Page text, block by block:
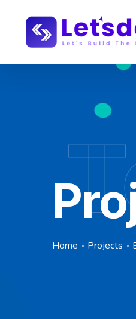
Home Projects